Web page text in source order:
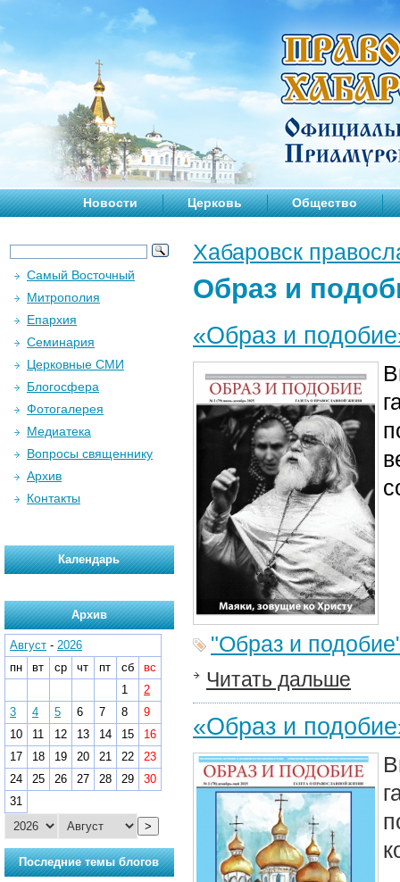
Новости Церковь Общество
Хабаровск
Образ и
«Образ и
"Образ и
Читать дальше
«Образ и
Самый Восточный
Митрополия
Епархия
Семинария
Церковные СМИ
Блогосфера
Фотогалерея
Медиатека
Вопросы священнику
Архив
Контакты
Календарь
Архив
Август - 2026
пн
вт ср чт пт сб
вс
1
2
3
4 5 6 7 8
9
10
11 12 13 14 15
16
17
18 19 20 21 22
23
24
25 26 27 28 29
30
31
>
Последние темы блогов